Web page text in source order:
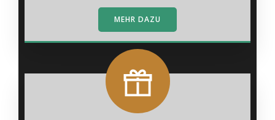
MEHR DAZU